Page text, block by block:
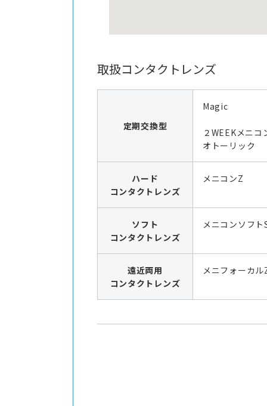
取扱コンタクトレンズ
定期交換型
Magic
２WEEKメニ
オトーリック
ハード
コンタクトレンズ
メニコンZ
ソフト
コンタクトレンズ
メニコンソフト
遠近両用
コンタクトレンズ
メニフォーカル